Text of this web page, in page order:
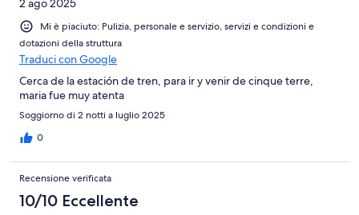
2 ago 2025
Mi è piaciuto: Pulizia, personale e servizio, servizi e condizioni e
dotazioni della struttura
Traduci con Google
Cerca de la estación de tren, para ir y venir de cinque terre,
maria fue muy atenta
Soggiorno di 2 notti a luglio 2025
0
Recensione verificata
10/10 Eccellente